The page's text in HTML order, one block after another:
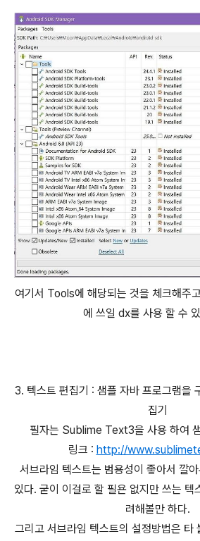
여기서 Tools에 해당되는 것을 체크해주
에 쓰일 dx를 사용 할 수
3. 텍스트 편집기 : 샘플 자바 프로그램을
집기
필자는 Sublime Text3을 사용 하여
링크 : http://
서브라임 텍스트는 범용성이 좋아서 깔
있다. 굳이 이걸로 할 필욘 없지만 쓰는 텍
려해볼만 하다.
그리고 서브라임 텍스트의 설정방법은 타